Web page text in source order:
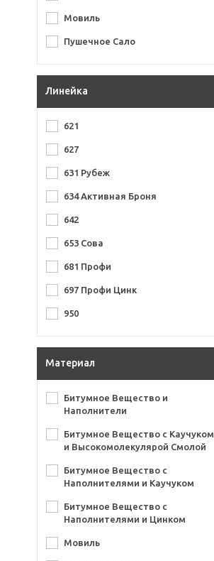
Мовиль
Пушечное Сало
Удалитель Ржавчины
Линейка
621
627
631 Рубеж
634 Активная Броня
642
653 Сова
681 Профи
697 Профи Цинк
950
951
999
Alligator II
Autogum
Classic
Graviflex
GraviPro
Материал
Битумное Вещество и
Наполнители
Битумное Вещество с Каучуком
и Высокомолекулярой Смолой
Битумное Вещество с
Наполнителями и Каучуком
Битумное Вещество с
Наполнителями и Цинком
Мовиль